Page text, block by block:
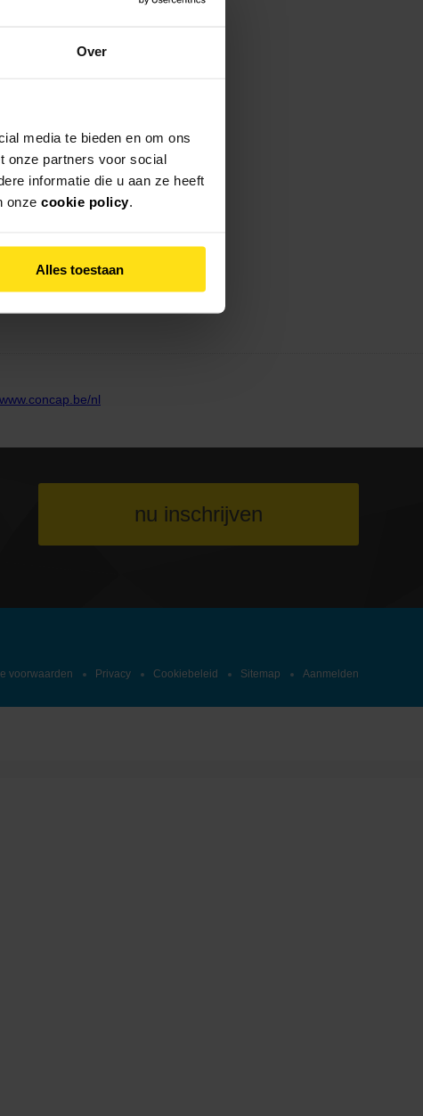
Over
media te bieden en om ons
onze partners voor social
informatie die u aan ze heeft
onze cookie policy.
Alles toestaan
nu inschrijven
voorwaarden Privacy Cookiebeleid Sitemap Aanmelden